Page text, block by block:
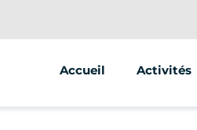
Accueil Activités
Segway